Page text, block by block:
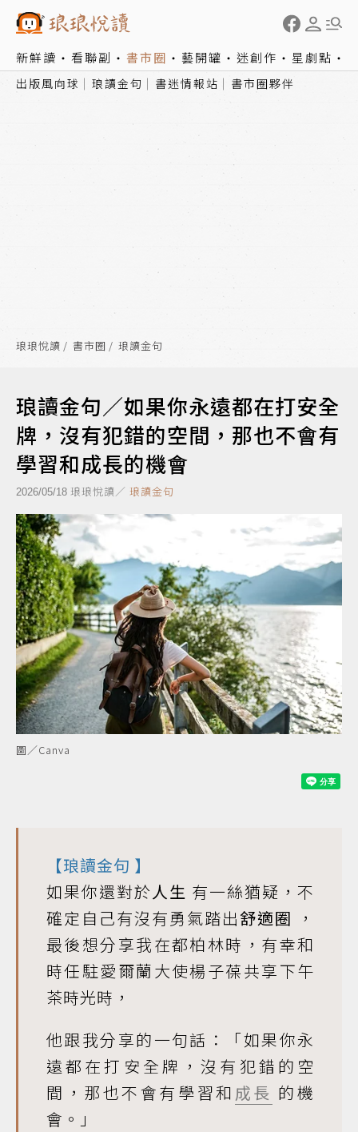
新鮮讀 看聯副 書市圈 藝開罐 迷創作 星劇點
出版風向球 琅讀金句 書迷情報站 書市圈夥伴
琅琅悅讀 書市圈 琅讀金句
琅讀金句／如果你永遠都在打安全
牌，沒有犯錯的空間，那也不會有
學習和成長的機會
2026/05/18 琅琅悅讀／ 琅讀金句
圖／Canva
【琅讀金句 】
如果你還對於人生 有一絲猶疑，不
確定自己有沒有勇氣踏出舒適圈 ，
最後想分享我在都柏林時，有幸和
時任駐愛爾蘭大使楊子葆共享下午
茶時光時，
他跟我分享的一句話：「如果你永
遠都在打安全牌，沒有犯錯的空
間，那也不會有學習和 成長 的機
會。」